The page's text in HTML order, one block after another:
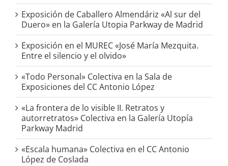
Exposición de Caballero Almendáriz «Al sur del
Duero» en la Galería Utopia Parkway de Madrid
Exposición en el MUREC «José María Mezquita.
Entre el silencio y el olvido»
«Todo Personal» Colectiva en la Sala de
Exposiciones del CC Antonio López
«La frontera de lo visible II. Retratos y
autorretratos» Colectiva en la Galería Utopía
Parkway Madrid
«Escala humana» Colectiva en el CC Antonio
López de Coslada